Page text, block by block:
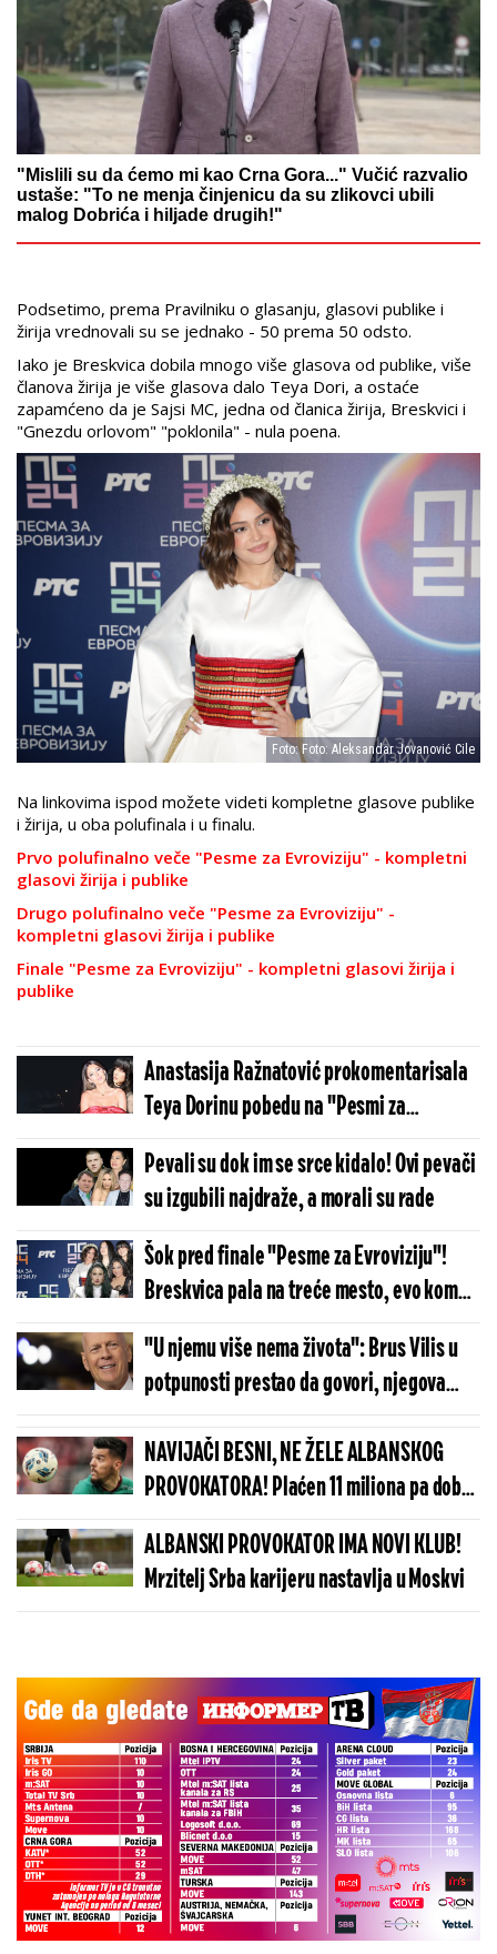
"Mislili su da ćemo mi kao Crna Gora..." Vučić razvalio
ustaše: "To ne menja činjenicu da su zlikovci ubili
malog Dobrića i hiljade drugih!"
Podsetimo, prema Pravilniku o glasanju, glasovi publike i
žirija vrednovali su se jednako - 50 prema 50 odsto.
Iako je Breskvica dobila mnogo više glasova od publike, više
članova žirija je više glasova dalo Teya Dori, a ostaće
zapamćeno da je Sajsi MC, jedna od članica žirija, Breskvici i
"Gnezdu orlovom" "poklonila" - nula poena.
Foto: Foto: Aleksandar Jovanović Cile
Na linkovima ispod možete videti kompletne glasove publike
i žirija, u oba polufinala i u finalu.
Prvo polufinalno veče "Pesme za Evroviziju" - kompletni
glasovi žirija i publike
Drugo polufinalno veče "Pesme za Evroviziju" -
kompletni glasovi žirija i publike
Finale "Pesme za Evroviziju" - kompletni glasovi žirija i
publike
Anastasija Ražnatović prokomentarisala
Teya Dorinu pobedu na "Pesmi za
Evroviziju": Evo šta joj je poručila
Pevali su dok im se srce kidalo! Ovi pevači
su izgubili najdraže, a morali su rade
Šok pred finale "Pesme za Evroviziju"!
Breskvica pala na treće mesto, evo kome
kladionice predviđaju pobedu!
"U njemu više nema života": Brus Vilis u
potpunosti prestao da govori, njegova
supruga podelila tužne vesti
NAVIJAČI BESNI, NE ŽELE ALBANSKOG
PROVOKATORA! Plaćen 11 miliona pa dobio
brutalnu poruku
ALBANSKI PROVOKATOR IMA NOVI KLUB!
Mrzitelj Srba karijeru nastavlja u Moskvi